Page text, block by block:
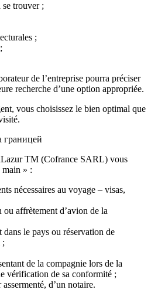
trouver ;
;
de l’entreprise pourra préciser
recherche d’une option appropriée.
vous choisissez le bien optimal que
TM (Cofrance SARL) vous
main » :
nécessaires au voyage – visas,
ou affrètement d’avion de la
le pays ou réservation de
;
de la compagnie lors de la
vérification de sa conformité ;
d’un notaire.